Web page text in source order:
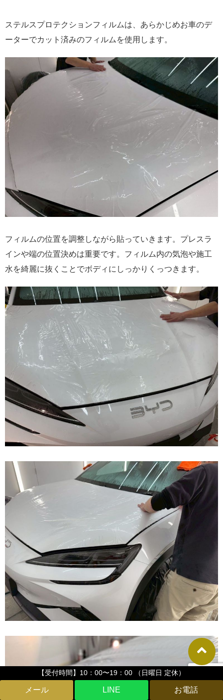
【受付時間】10：00〜19：00 （日曜日 定休）
LINE
ステルスプロテクションフィルムは、あらかじめお車のデ
ーターでカット済みのフィルムを使用します。
フィルムの位置を調整しながら貼っていきます。プレスラ
インや端の位置決めは重要です。フィルム内の気泡や施工
水を綺麗に抜くことでボディにしっかりくっつきます。